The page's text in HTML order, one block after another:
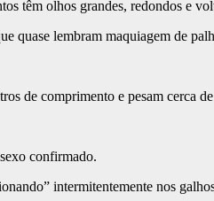
têm olhos grandes, redondos e
quase lembram maquiagem de
de comprimento e pesam cerca
confirmado.
intermitentemente nos